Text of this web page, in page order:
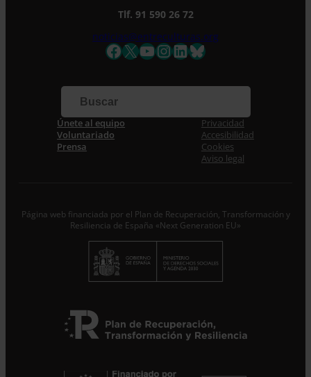
al tanto de todas las novedades.
Nombre *
Correo electrónico *
Acepto la Política de Privacidad*
Desde ENTRECULTURAS FE Y ALEGRÍA ESPAÑA
Tlf. 91 590 26 72
noticias@entreculturas.org
Facebook
X YouTube
Instagram
LinkedIn
Bluesky
Únete al equipo
Voluntariado
Prensa
Privacidad
Accesibilidad
Cookies
Aviso legal
Página web financiada por el Plan de Recuperación, Transformación y
Resiliencia de España «Next Generation EU»